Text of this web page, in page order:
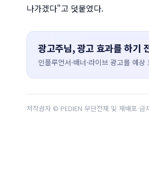
나가겠다"고 덧붙였다.
광고주님, 광고 효과를 하기
인플루언서·배너·라이브 광고를 예
저작권자 © PEDIEN 무단전재 및 재배포 금